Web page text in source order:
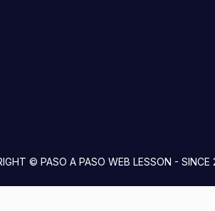
© PASO A PASO WEB LESSON - SINCE